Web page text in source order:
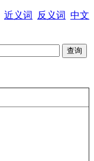
近义词 反义词 中文